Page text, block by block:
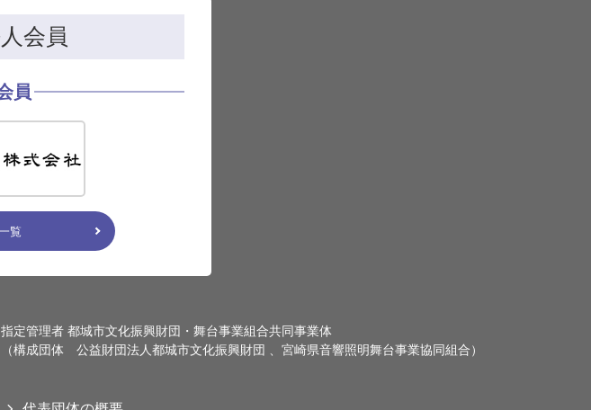
会員
員
覧
指定管理者 都城市文化振興財団・舞台事業組合共同事業体
（構成団体 公益財団法人都城市文化振興財団 、宮崎県音響照明舞台事業協同組合）